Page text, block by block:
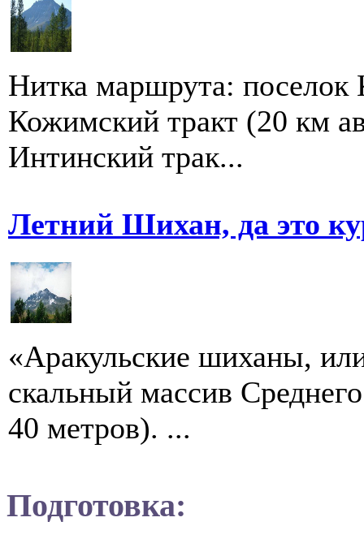
Нитка маршрута:
Кожимский тракт (20 км
Интинский трак...
Летний Шихан, да это
«Аракульские шиханы,
скальный массив
40 метров). ...
Подготовка: